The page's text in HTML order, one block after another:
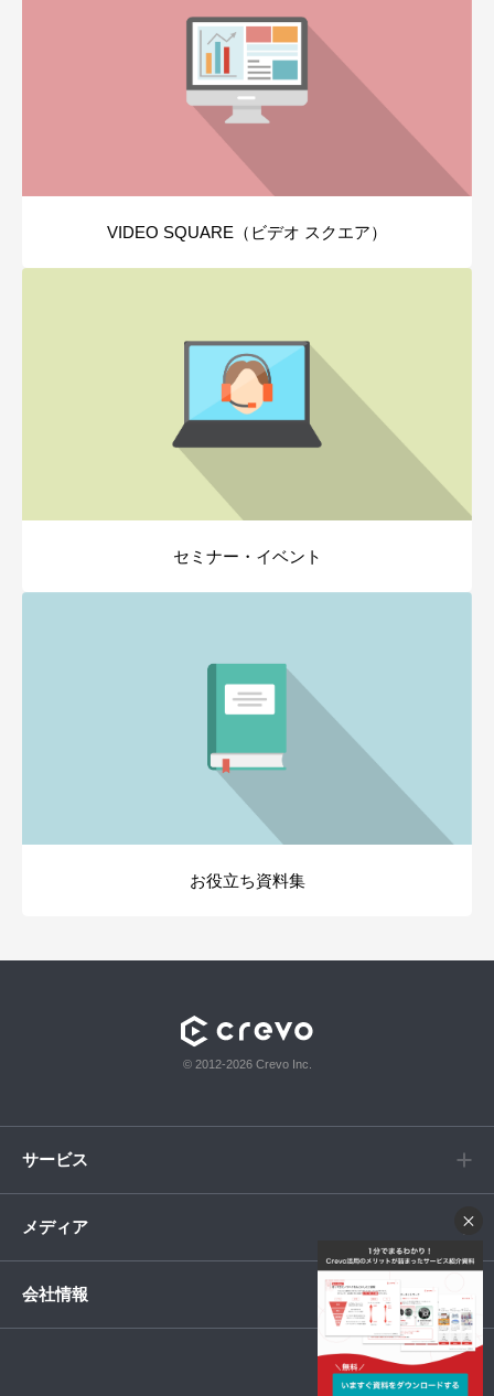
VIDEO SQUARE（ビデオ スクエア）
セミナー・イベント
お役立ち資料集
© 2012-2026 Crevo Inc.
サービス
メディア
会社情報